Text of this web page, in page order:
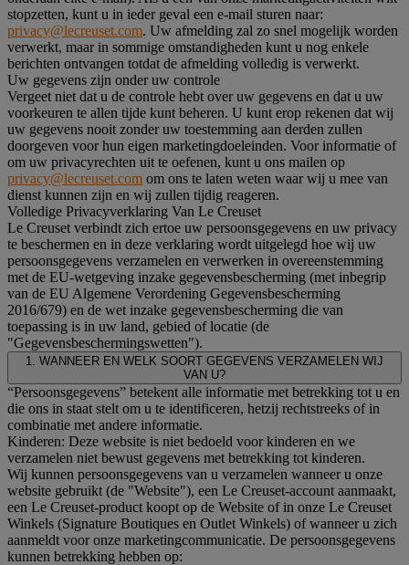
stopzetten, kunt u in ieder geval een e-mail sturen naar:
privacy@lecreuset.com. Uw afmelding zal zo snel mogelijk worden
verwerkt, maar in sommige omstandigheden kunt u nog enkele
berichten ontvangen totdat de afmelding volledig is verwerkt.
Uw gegevens zijn onder uw controle
Vergeet niet dat u de controle hebt over uw gegevens en dat u uw
voorkeuren te allen tijde kunt beheren. U kunt erop rekenen dat wij
uw gegevens nooit zonder uw toestemming aan derden zullen
doorgeven voor hun eigen marketingdoeleinden. Voor informatie of
om uw privacyrechten uit te oefenen, kunt u ons mailen op
privacy@lecreuset.com om ons te laten weten waar wij u mee van
dienst kunnen zijn en wij zullen tijdig reageren.
Volledige Privacyverklaring Van Le Creuset
Le Creuset verbindt zich ertoe uw persoonsgegevens en uw privacy
te beschermen en in deze verklaring wordt uitgelegd hoe wij uw
persoonsgegevens verzamelen en verwerken in overeenstemming
met de EU-wetgeving inzake gegevensbescherming (met inbegrip
van de EU Algemene Verordening Gegevensbescherming
2016/679) en de wet inzake gegevensbescherming die van
toepassing is in uw land, gebied of locatie (de
"Gegevensbeschermingswetten").
1. WANNEER EN WELK SOORT GEGEVENS VERZAMELEN WIJ
VAN U?
“Persoonsgegevens” betekent alle informatie met betrekking tot u en
die ons in staat stelt om u te identificeren, hetzij rechtstreeks of in
combinatie met andere informatie.
Kinderen: Deze website is niet bedoeld voor kinderen en we
verzamelen niet bewust gegevens met betrekking tot kinderen.
Wij kunnen persoonsgegevens van u verzamelen wanneer u onze
website gebruikt (de "Website"), een Le Creuset-account aanmaakt,
een Le Creuset-product koopt op de Website of in onze Le Creuset
Winkels (Signature Boutiques en Outlet Winkels) of wanneer u zich
aanmeldt voor onze marketingcommunicatie. De persoonsgegevens
kunnen betrekking hebben op: